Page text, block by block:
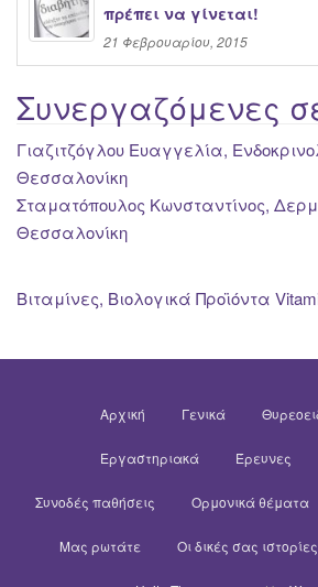
πρέπει να γίνεται!
21 Φεβρουαρίου, 2015
Συνεργαζόμενες
Γιαζιτζόγλου Ευαγγελία,
Θεσσαλονίκη
Σταματόπουλος Κωνσταντίνος,
Θεσσαλονίκη
Βιταμίνες, Βιολογικά Προϊόντα
Αρχική Γενικά
Εργαστηριακά Έρευνες
Συνοδές παθήσεις Ορμονικά θέματα
Μας ρωτάτε Οι δικές σας ιστορίες